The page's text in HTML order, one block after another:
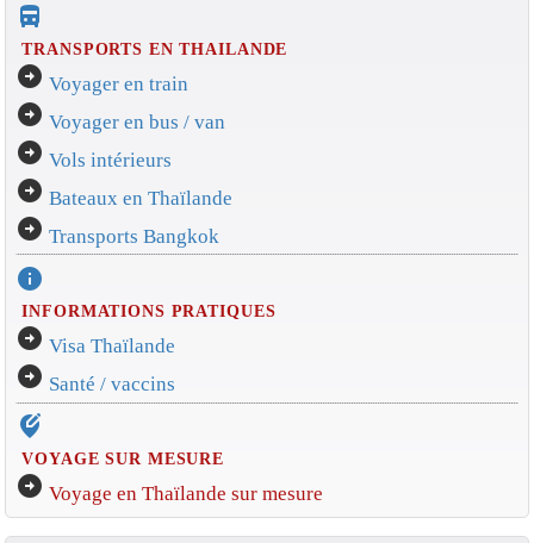
directions_bus_filled
TRANSPORTS EN THAILANDE
arrow_circle_right Voyager en train
arrow_circle_right Voyager en bus / van
arrow_circle_right Vols intérieurs
arrow_circle_right Bateaux en Thaïlande
arrow_circle_right Transports Bangkok
info
INFORMATIONS PRATIQUES
arrow_circle_right Visa Thaïlande
arrow_circle_right Santé / vaccins
edit_location_alt
VOYAGE SUR MESURE
arrow_circle_right Voyage en Thaïlande sur mesure